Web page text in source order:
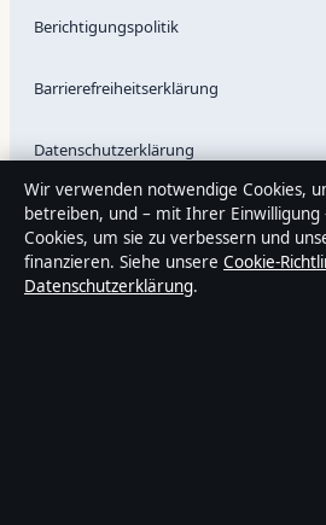
Berichtigungspolitik
Barrierefreiheitserklärung
Datenschutzerklärung
Über Tageslage in Kürze
Tageslage ist ein unabhängiger digitaler
Wir verwenden notwendige Cookies,
betreiben, und – mit Ihrer Einwilligung
Cookies, um sie zu verbessern und
finanzieren. Siehe unsere Cookie-
Datenschutzerklärung.